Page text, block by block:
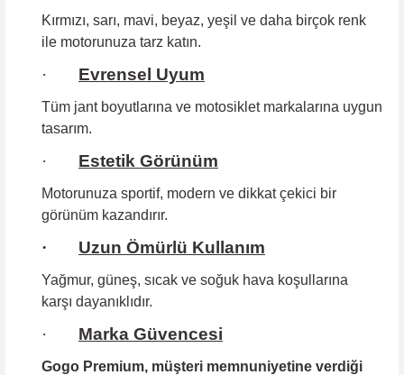
Kırmızı, sarı, mavi, beyaz, yeşil ve daha birçok renk
ile motorunuza tarz katın.
· Evrensel Uyum
Tüm jant boyutlarına ve motosiklet markalarına uygun
tasarım.
· Estetik Görünüm
Motorunuza sportif, modern ve dikkat çekici bir
görünüm kazandırır.
· Uzun Ömürlü Kullanım
Yağmur, güneş, sıcak ve soğuk hava koşullarına
karşı dayanıklıdır.
· Marka Güvencesi
Gogo Premium, müşteri memnuniyetine verdiği